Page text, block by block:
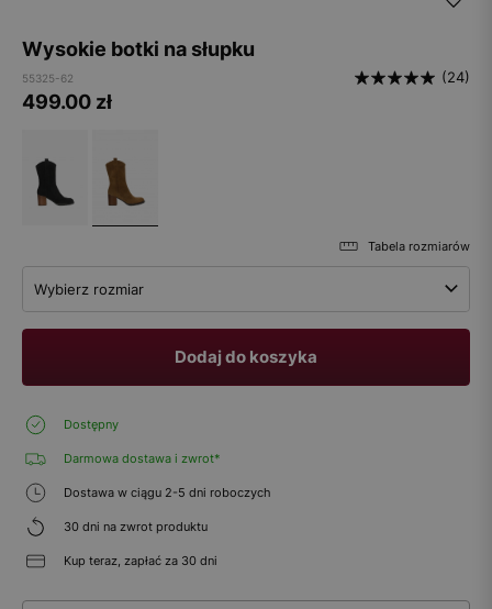
Wysokie botki na słupku
55325-62 (24)
499.00 zł
Tabela rozmiarów
Wybierz rozmiar
Dodaj do koszyka
Dostępny
Darmowa dostawa i zwrot*
Dostawa w ciągu 2-5 dni roboczych
30 dni na zwrot produktu
Kup teraz, zapłać za 30 dni